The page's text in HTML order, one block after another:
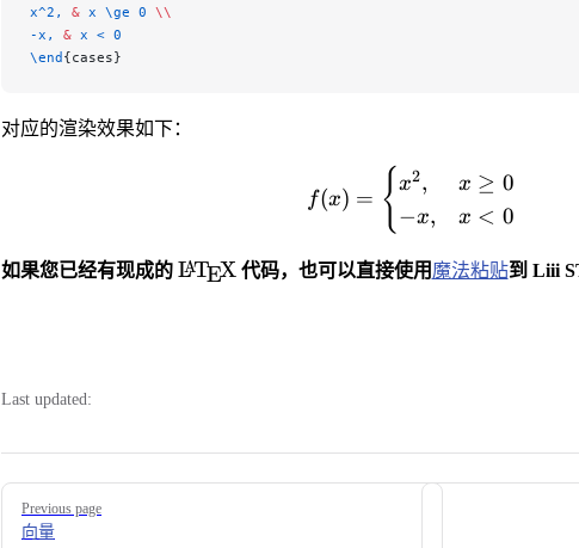
x^2, & x \ge 0 \\
-x, & x < 0
\end {cases}
对应的渲染效果如下：
f(x) =
f(x) = { x2,
−x,
x ≥ 0
x < 0
如果您已经有现成的 \LaTeX
LATEX 代码，也可以直接使用 魔法粘贴到 Liii
Last updated:
Pager
Previous page
向量